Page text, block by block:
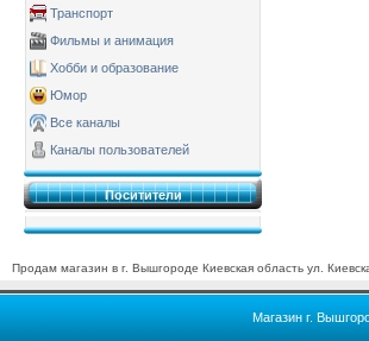
Транспорт
Фильмы и анимация
Хобби и образование
Юмор
Все каналы
Каналы пользователей
Поситители
Продам магазин в г. Вышгороде Киевская область ул.
Магазин г.